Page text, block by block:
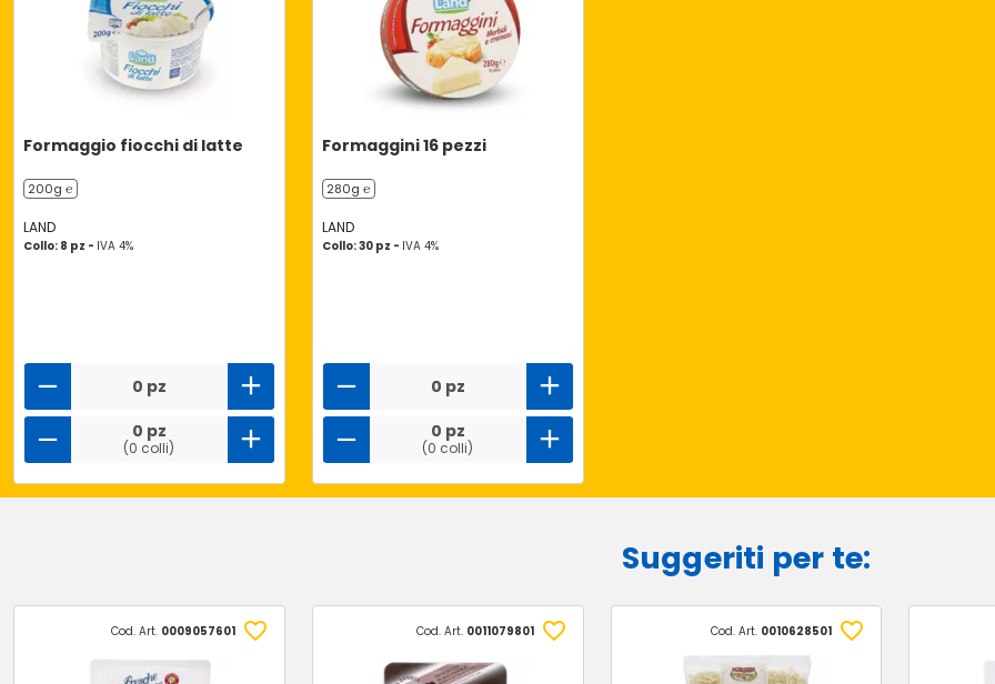
Formaggio fiocchi di latte
200g ℮
LAND
Collo: 8 pz - IVA 4%
0 pz
0 pz
(0 colli)
Formaggini 16 pezzi
280g ℮
LAND
Collo: 30 pz - IVA 4%
0 pz
0 pz
(0 colli)
Suggeriti per te:
Cod. Art. 0009057601 Cod. Art. 0011079801 Cod. Art. 0010628501